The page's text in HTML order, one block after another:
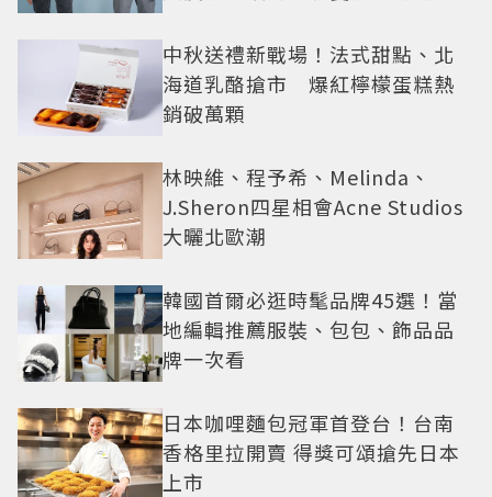
中秋送禮新戰場！法式甜點、北
海道乳酪搶市 爆紅檸檬蛋糕熱
銷破萬顆
林映維、程予希、Melinda、
J.Sheron四星相會Acne Studios
大曬北歐潮
韓國首爾必逛時髦品牌45選！當
地編輯推薦服裝、包包、飾品品
牌一次看
日本咖哩麵包冠軍首登台！台南
香格里拉開賣 得獎可頌搶先日本
上市